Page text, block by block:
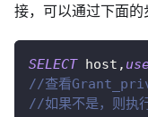
接，可以通过下面
SELECT host ,
//查看Grant_priv
//如果不是，则执